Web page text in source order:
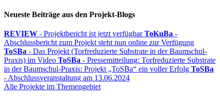
Neueste Beiträge aus den Projekt-Blogs
REVIEW - Projektbericht ist jetzt verfügbarToKuBa -
Abschlussbericht zum Projekt steht nun online zur Verfügung
ToSBa - Das Projekt (Torfreduzierte Substrate in der Baumschul-
Praxis) im Video ToSBa - Pressemitteilung: Torfreduzierte Substrate
in der Baumschul-Praxis: Projekt „ToSBa“ ein voller Erfolg ToSBa
- Abschlussveranstaltung am 13.06.2024
Alle Projekte im Themengebiet